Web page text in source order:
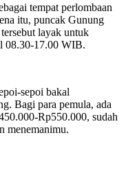
tempat perlombaan
itu, puncak Gunung
layak untuk
08.30-17.00 WIB.
sepoi bakal
Bagi para pemula, ada
Rp550.000, sudah
menemanimu.